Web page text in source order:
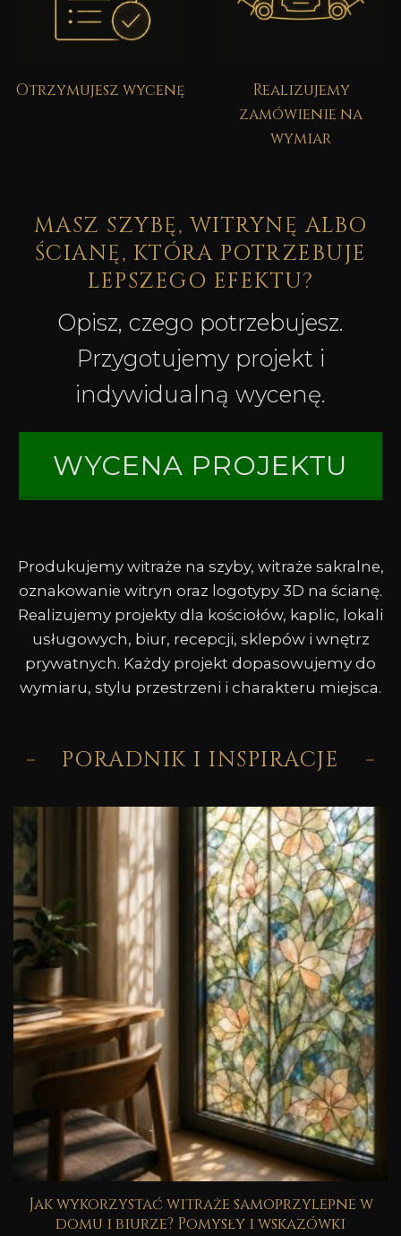
Otrzymujesz wycenę
Realizujemy
zamówienie na
wymiar
MASZ SZYBĘ, WITRYNĘ ALBO
ŚCIANĘ, KTÓRA POTRZEBUJE
LEPSZEGO EFEKTU?
Opisz, czego potrzebujesz.
Przygotujemy projekt i
indywidualną wycenę.
WYCENA PROJEKTU
Produkujemy witraże na szyby, witraże sakralne,
oznakowanie witryn oraz logotypy 3D na ścianę.
Realizujemy projekty dla kościołów, kaplic, lokali
usługowych, biur, recepcji, sklepów i wnętrz
prywatnych. Każdy projekt dopasowujemy do
wymiaru, stylu przestrzeni i charakteru miejsca.
PORADNIK I INSPIRACJE
Jak wykorzystać witraże samoprzylepne w
domu i biurze? Pomysły i wskazówki